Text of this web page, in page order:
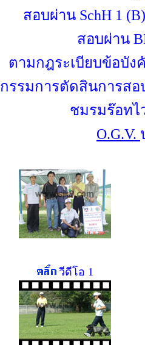
สอบผ่าน SchH 1 (B)
สอบผ่าน
ตามกฎระเบียบข้อบั
กรรมการตัดสินการสอ
ชมรมร๊อทไ
O.G.V.
วีดีโอ 1